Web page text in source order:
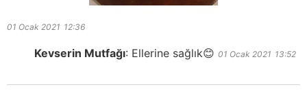
01 Ocak 2021 12:36
Kevserin Mutfağı: Ellerine sağlık😊 01 Ocak 2021 13:52